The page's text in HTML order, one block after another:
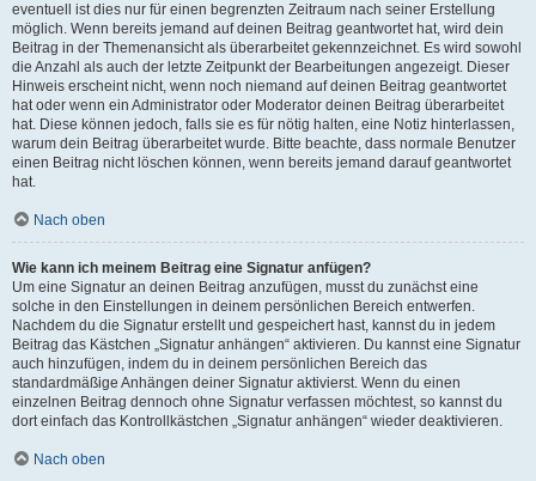
eventuell ist dies nur für einen begrenzten Zeitraum nach seiner Erstellung
möglich. Wenn bereits jemand auf deinen Beitrag geantwortet hat, wird dein
Beitrag in der Themenansicht als überarbeitet gekennzeichnet. Es wird sowohl
die Anzahl als auch der letzte Zeitpunkt der Bearbeitungen angezeigt. Dieser
Hinweis erscheint nicht, wenn noch niemand auf deinen Beitrag geantwortet
hat oder wenn ein Administrator oder Moderator deinen Beitrag überarbeitet
hat. Diese können jedoch, falls sie es für nötig halten, eine Notiz hinterlassen,
warum dein Beitrag überarbeitet wurde. Bitte beachte, dass normale Benutzer
einen Beitrag nicht löschen können, wenn bereits jemand darauf geantwortet
hat.
Nach oben
Wie kann ich meinem Beitrag eine Signatur anfügen?
Um eine Signatur an deinen Beitrag anzufügen, musst du zunächst eine
solche in den Einstellungen in deinem persönlichen Bereich entwerfen.
Nachdem du die Signatur erstellt und gespeichert hast, kannst du in jedem
Beitrag das Kästchen „Signatur anhängen“ aktivieren. Du kannst eine Signatur
auch hinzufügen, indem du in deinem persönlichen Bereich das
standardmäßige Anhängen deiner Signatur aktivierst. Wenn du einen
einzelnen Beitrag dennoch ohne Signatur verfassen möchtest, so kannst du
dort einfach das Kontrollkästchen „Signatur anhängen“ wieder deaktivieren.
Nach oben